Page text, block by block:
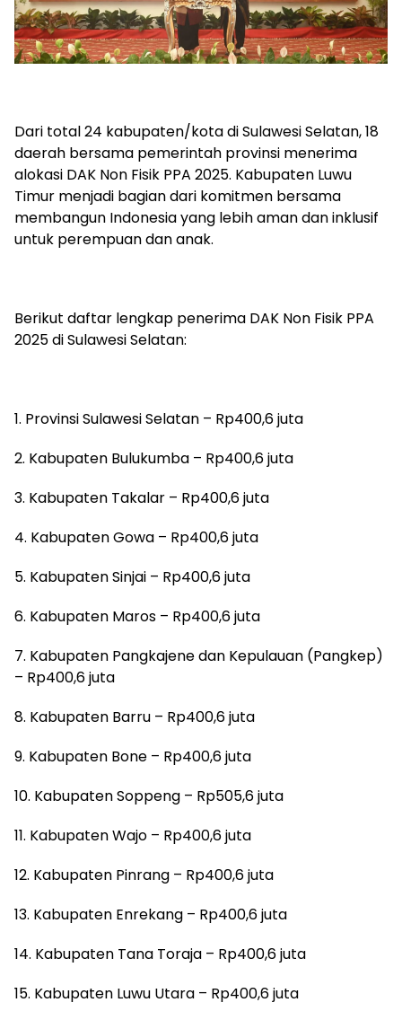
Dari total 24 kabupaten/kota di Sulawesi Selatan, 18
daerah bersama pemerintah provinsi menerima
alokasi DAK Non Fisik PPA 2025. Kabupaten Luwu
Timur menjadi bagian dari komitmen bersama
membangun Indonesia yang lebih aman dan inklusif
untuk perempuan dan anak.
Berikut daftar lengkap penerima DAK Non Fisik PPA
2025 di Sulawesi Selatan:
1. Provinsi Sulawesi Selatan – Rp400,6 juta
2. Kabupaten Bulukumba – Rp400,6 juta
3. Kabupaten Takalar – Rp400,6 juta
4. Kabupaten Gowa – Rp400,6 juta
5. Kabupaten Sinjai – Rp400,6 juta
6. Kabupaten Maros – Rp400,6 juta
7. Kabupaten Pangkajene dan Kepulauan (Pangkep)
– Rp400,6 juta
8. Kabupaten Barru – Rp400,6 juta
9. Kabupaten Bone – Rp400,6 juta
10. Kabupaten Soppeng – Rp505,6 juta
11. Kabupaten Wajo – Rp400,6 juta
12. Kabupaten Pinrang – Rp400,6 juta
13. Kabupaten Enrekang – Rp400,6 juta
14. Kabupaten Tana Toraja – Rp400,6 juta
15. Kabupaten Luwu Utara – Rp400,6 juta